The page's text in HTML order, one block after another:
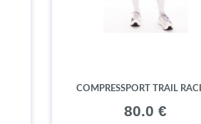
COMPRESSPORT TRAIL
80.0 €